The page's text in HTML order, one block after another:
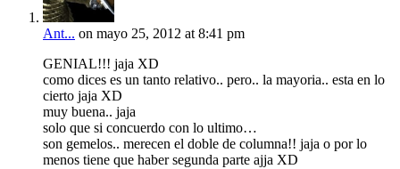
Ant... on mayo 25, 2012 at 8:41 pm
GENIAL!!! jaja XD
como dices es un tanto relativo.. pero.. la mayoria.. esta en lo
cierto jaja XD
muy buena.. jaja
solo que si concuerdo con lo ultimo…
son gemelos.. merecen el doble de columna!! jaja o por lo
menos tiene que haber segunda parte ajja XD